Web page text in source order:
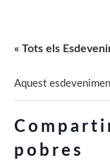
« Tots els
Aquest
pobres